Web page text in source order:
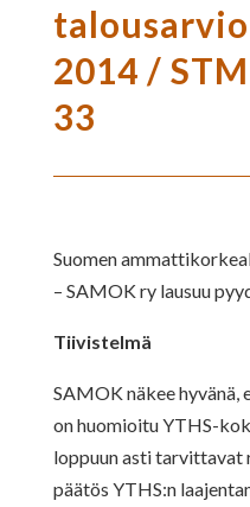
2014 /
33
Suomen
– SAMOK ry lausuu
Tiivistelmä
SAMOK näkee
on huomioitu YTHS-
loppuun asti tarvittavat
päätös YTHS:n